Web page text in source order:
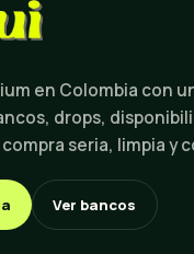
en Colombia con
drops,
seria, limpia y
Ver bancos